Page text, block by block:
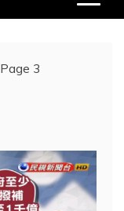
Page 3